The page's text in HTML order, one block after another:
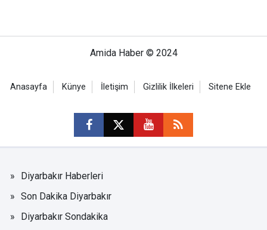
Amida Haber © 2024
Anasayfa Künye İletişim Gizlilik İlkeleri Sitene Ekle
Diyarbakır Haberleri
Son Dakika Diyarbakır
Diyarbakır Sondakika